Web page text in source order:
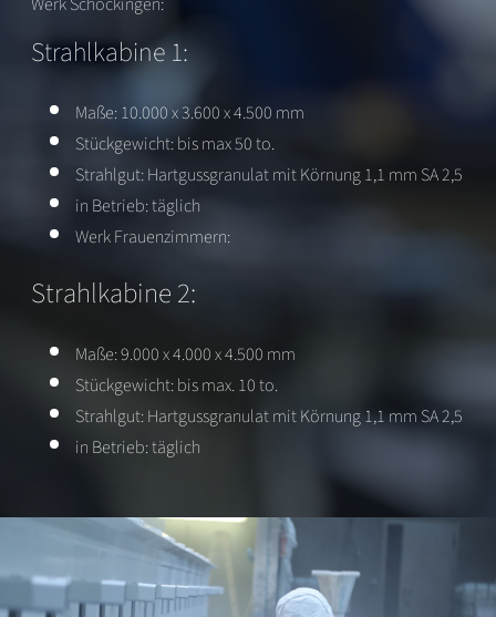
Strahlkabine 1:
Maße: 10.000 x 3.600 x 4.500 mm
Stückgewicht: bis max 50 to.
Strahlgut: Hartgussgranulat mit Körnung 1,1 mm SA 2,5
in Betrieb: täglich
Werk Frauenzimmern:
Strahlkabine 2:
Maße: 9.000 x 4.000 x 4.500 mm
Stückgewicht: bis max. 10 to.
Strahlgut: Hartgussgranulat mit Körnung 1,1 mm SA 2,5
in Betrieb: täglich